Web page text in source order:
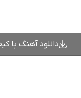
دانلود آهنگ با